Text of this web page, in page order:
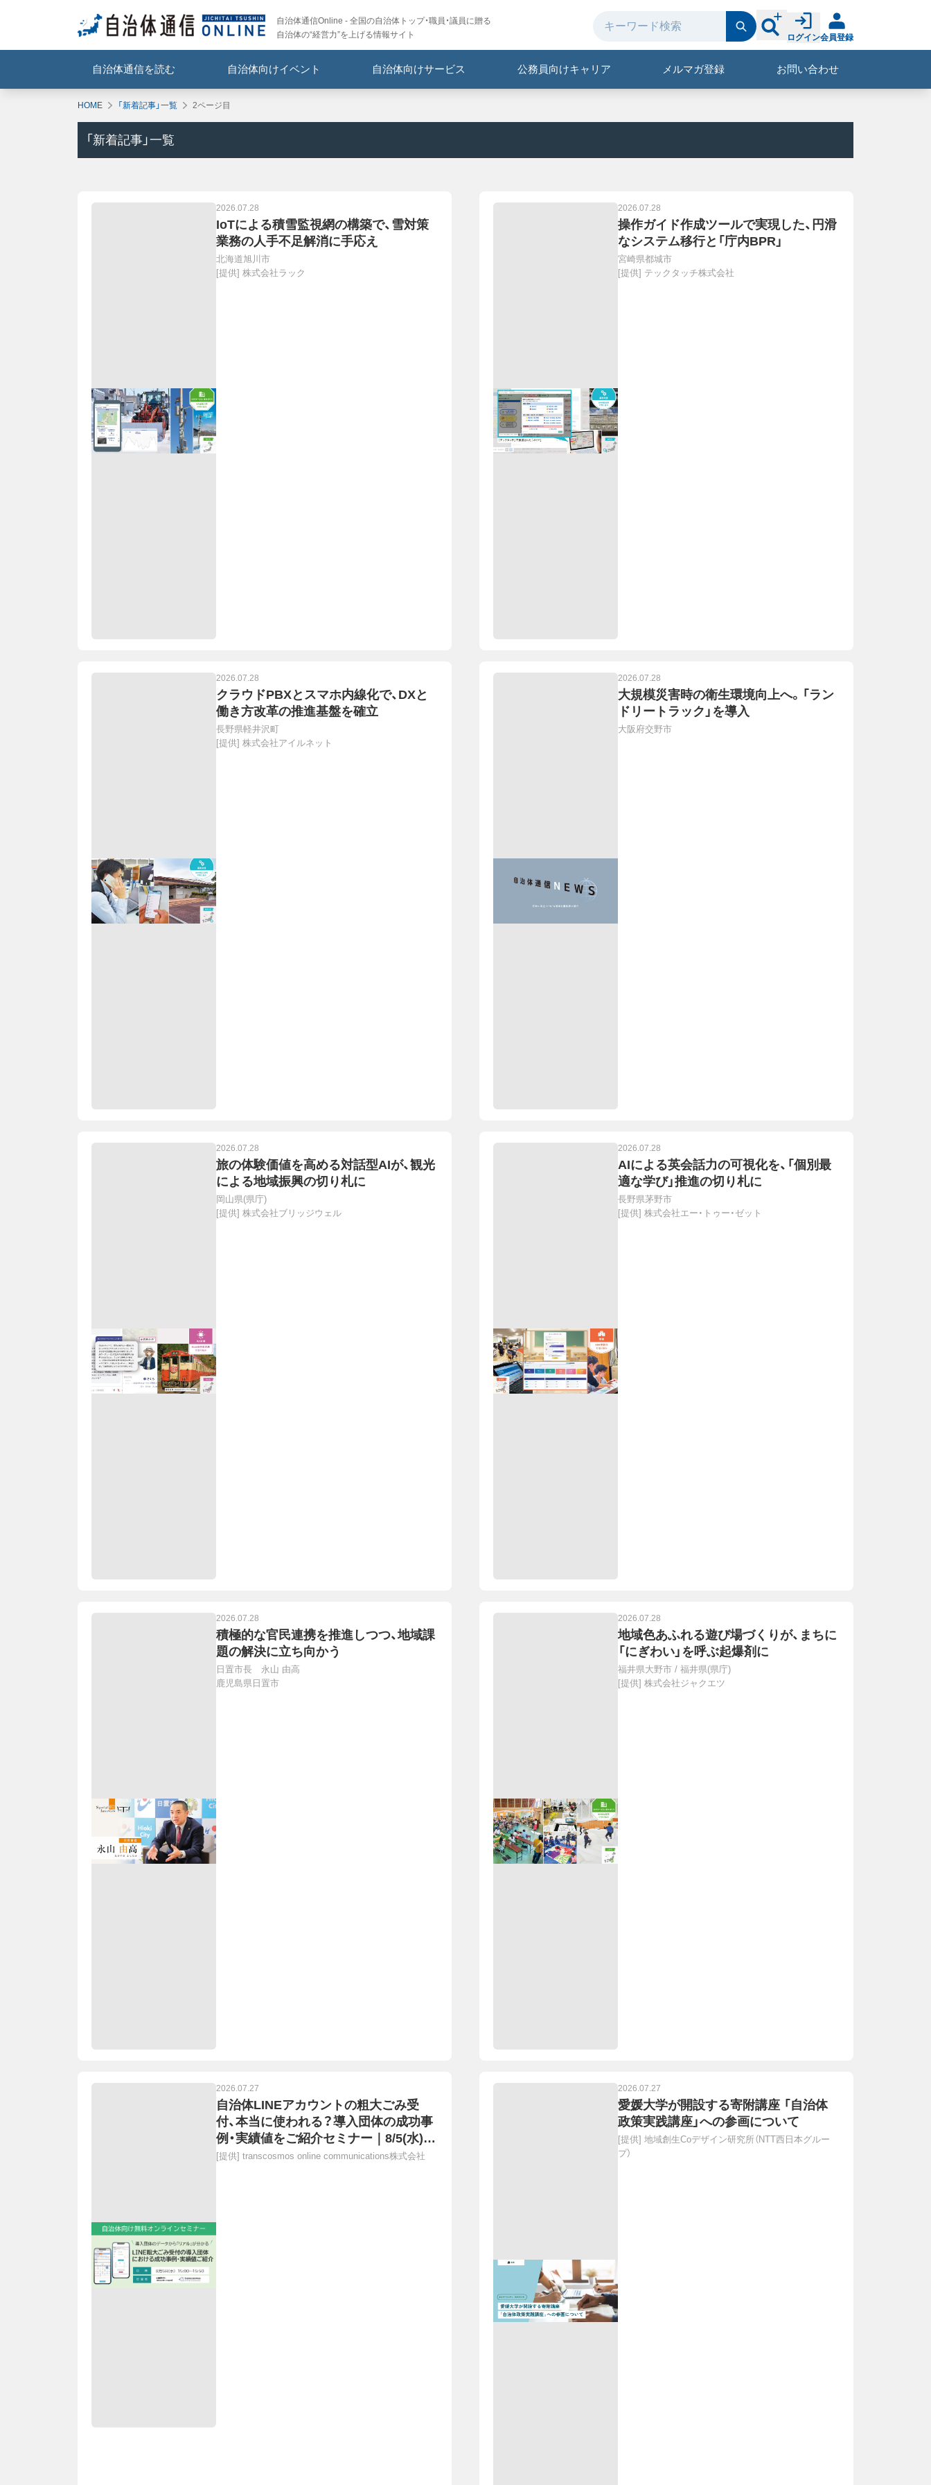
自治体通信Online - 全国の自治体トップ・職員・議員に贈る
自治体の“経営力”を上げる情報サイト
ログイン会員登録
自治体通信を読む 自治体向けイベント 自治体向けサービス 公務員向けキャリア メルマガ登録 お問い合わせ
HOME 「新着記事」一覧 2ページ目
「新着記事」一覧
2026.07.28
IoTによる積雪監視網の構築で、雪対策
業務の人手不足解消に手応え
北海道旭川市
[提供] 株式会社ラック
2026.07.28
操作ガイド作成ツールで実現した、円滑
なシステム移行と「庁内BPR」
宮崎県都城市
[提供] テックタッチ株式会社
2026.07.28
クラウドPBXとスマホ内線化で、DXと
働き方改革の推進基盤を確立
長野県軽井沢町
[提供] 株式会社アイルネット
2026.07.28
大規模災害時の衛生環境向上へ。「ラン
ドリートラック」を導入
大阪府交野市
2026.07.28
旅の体験価値を高める対話型AIが、観光
による地域振興の切り札に
岡山県(県庁)
[提供] 株式会社ブリッジウェル
2026.07.28
AIによる英会話力の可視化を、「個別最
適な学び」推進の切り札に
長野県茅野市
[提供] 株式会社エー・トゥー・ゼット
2026.07.28
積極的な官民連携を推進しつつ、地域課
題の解決に立ち向かう
日置市長 永山 由高
鹿児島県日置市
2026.07.28
地域色あふれる遊び場づくりが、まちに
「にぎわい」を呼ぶ起爆剤に
福井県大野市 / 福井県(県庁)
[提供] 株式会社ジャクエツ
2026.07.27
自治体LINEアカウントの粗大ごみ受
付、本当に使われる？導入団体の成功事
例・実績値をご紹介セミナー｜8/5(水)15
時開催(無料)
[提供] transcosmos online communications株式会社
2026.07.27
愛媛大学が開設する寄附講座 「自治体
政策実践講座」への参画について
[提供] 地域創生Coデザイン研究所（NTT西日本グルー
プ）